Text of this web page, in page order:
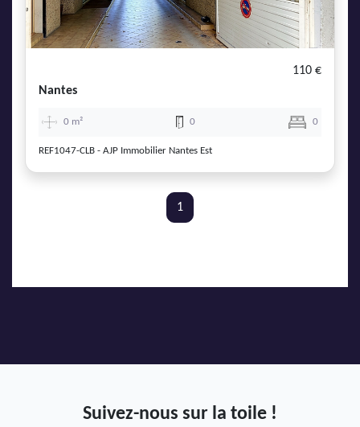
110 €
Nantes
0 m² 0 0
REF1047-CLB - AJP Immobilier Nantes Est
1
Suivez-nous sur la toile !